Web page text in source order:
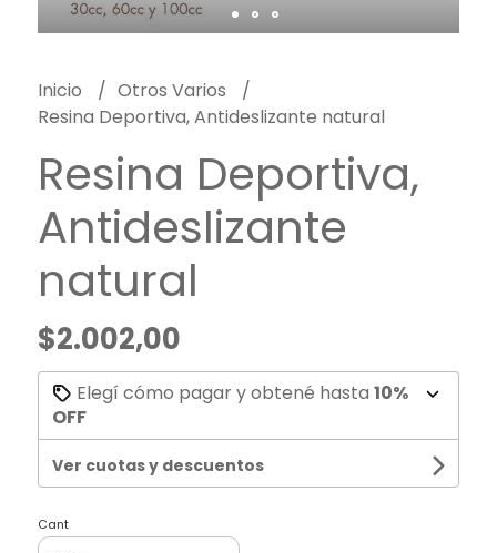
Inicio
Otros Varios
Resina Deportiva, Antideslizante natural
Resina Deportiva,
Antideslizante
natural
$2.002,00
Elegí cómo pagar y obtené hasta 10%
OFF
Ver cuotas y descuentos
Cant